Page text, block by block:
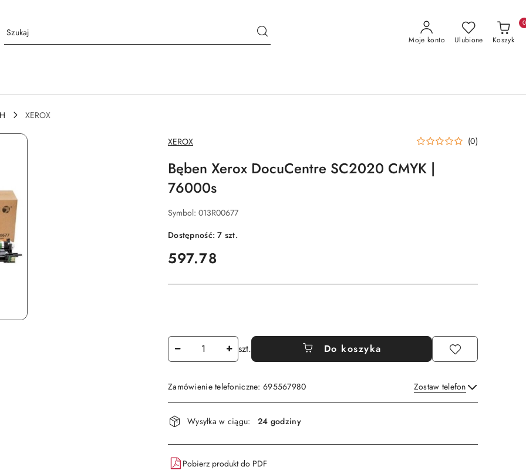
Moje konto Ulubione Koszyk
0
XEROX
NAZWA
PRODUCENTA:
XEROX (0)
Bęben Xerox DocuCentre SC2020 CMYK |
76000s
Symbol: 013R00677
Dostępność:7 szt.
cena:
597.78
Ilość szt. Do koszyka
Zamówienie telefoniczne: 695567980 Zostaw telefon
Wyślij
Dostępność
i
dostawa
Wysyłka w ciągu: 24 godziny
Pobierz produkt do PDF